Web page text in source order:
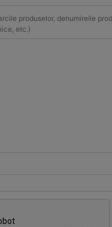
produselor, denumireile
etc.)